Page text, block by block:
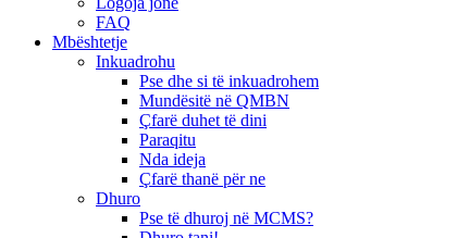
FAQ
Mbështetje
Inkuadrohu
Pse dhe si të inkuadrohem
Mundësitë në QMBN
Çfarë duhet të dini
Paraqitu
Nda ideja
Çfarë thanë për ne
Dhuro
Pse të dhuroj në MCMS?